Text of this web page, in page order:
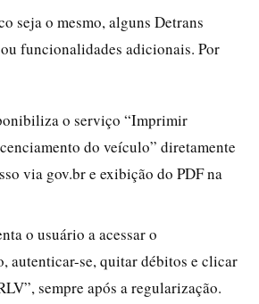
seja o mesmo, alguns Detrans
funcionalidades adicionais. Por
o serviço “Imprimir
do veículo” diretamente
via gov.br e exibição do PDF na
o usuário a acessar o
autenticar-se, quitar débitos e clicar
sempre após a regularização.